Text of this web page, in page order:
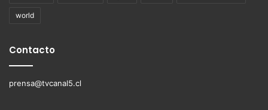
world
Contacto
prensa@tvcanal5.cl